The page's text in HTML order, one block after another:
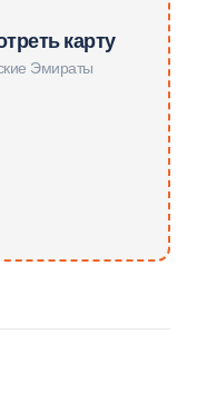
карту
Эмираты